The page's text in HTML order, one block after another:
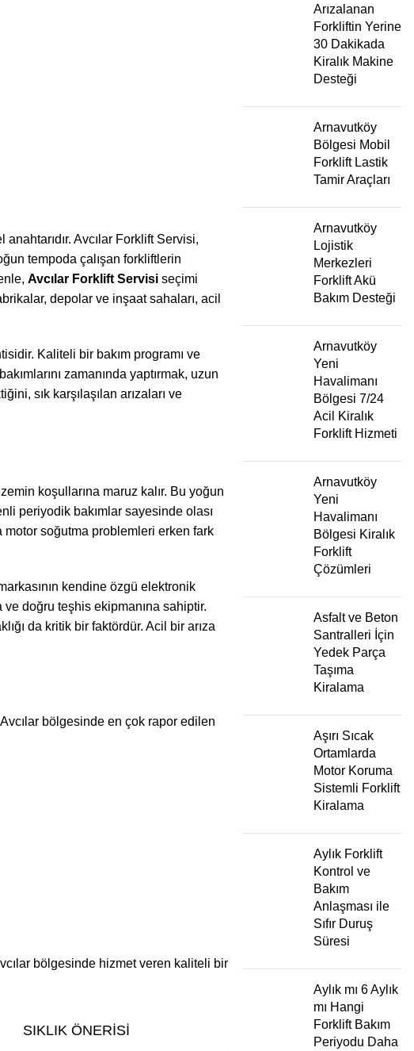
Avcılar Forklift Servisi,
tempoda çalışan forkliftlerin
Avcılar Forklift Servisi seçimi
depolar ve inşaat sahaları, acil
Kaliteli bir bakım programı ve
zamanında yaptırmak, uzun
sık karşılaşılan arızaları ve
koşullarına maruz kalır. Bu yoğun
periyodik bakımlar sayesinde olası
motor soğutma problemleri erken fark
kendine özgü elektronik
ve doğru teşhis ekipmanına sahiptir.
da kritik bir faktördür. Acil bir arıza
bölgesinde en çok rapor edilen
bölgesinde hizmet veren kaliteli bir
SIKLIK ÖNERISI
Arızalanan
Forkliftin Yerine
30 Dakikada
Kiralık Makine
Desteği
Arnavutköy
Bölgesi Mobil
Forklift Lastik
Tamir Araçları
Arnavutköy
Lojistik
Merkezleri
Forklift Akü
Bakım Desteği
Arnavutköy
Yeni
Havalimanı
Bölgesi 7/24
Acil Kiralık
Forklift Hizmeti
Arnavutköy
Yeni
Havalimanı
Bölgesi Kiralık
Forklift
Çözümleri
Asfalt ve Beton
Santralleri İçin
Yedek Parça
Taşıma
Kiralama
Aşırı Sıcak
Ortamlarda
Motor Koruma
Sistemli Forklift
Kiralama
Aylık Forklift
Kontrol ve
Bakım
Anlaşması ile
Sıfır Duruş
Süresi
Aylık mı 6 Aylık
mı Hangi
Forklift Bakım
Periyodu Daha